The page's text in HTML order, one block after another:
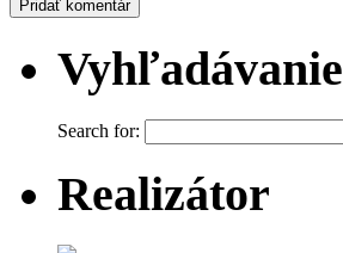
Vyhľadávanie
Search for:
Realizátor